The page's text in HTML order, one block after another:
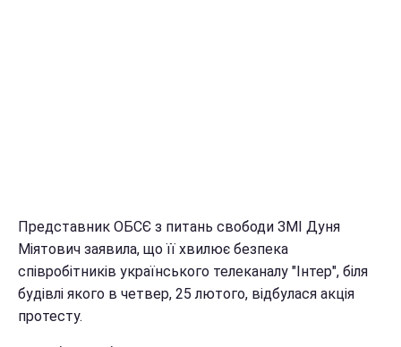
Представник ОБСЄ з питань свободи ЗМІ Дуня
Міятович заявила, що її хвилює безпека
співробітників українського телеканалу "Інтер", біля
будівлі якого в четвер, 25 лютого, відбулася акція
протесту.